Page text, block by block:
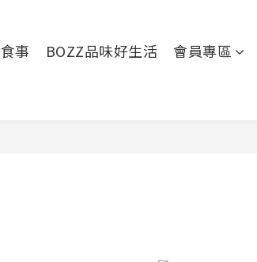
事 BOZZ品味好生活 會員專區